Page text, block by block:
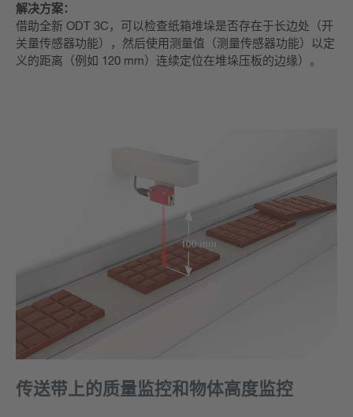
解决方案：
借助全新 ODT 3C，可以检查纸箱堆垛是否存在于长边处（开
关量传感器功能），然后使用测量值（测量传感器功能）以定
义的距离（例如 120 mm）连续定位在堆垛压板的边缘）。
传送带上的质量监控和物体高度监控